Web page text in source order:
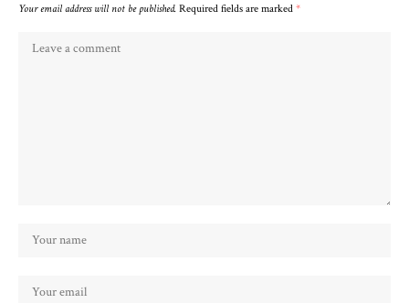
Your email address will not be published. Required fields are marked *